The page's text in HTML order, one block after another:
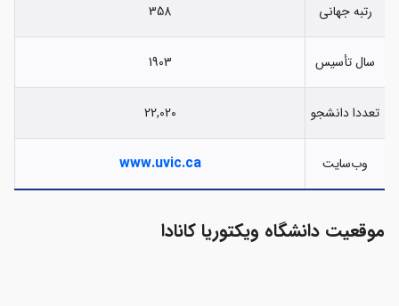
رتبه جهانی 358
سال تأسیس 1903
تعددا دانشجو 22,020
وب‌سایت www.uvic.ca
موقعیت دانشگاه ویکتوریا کانادا